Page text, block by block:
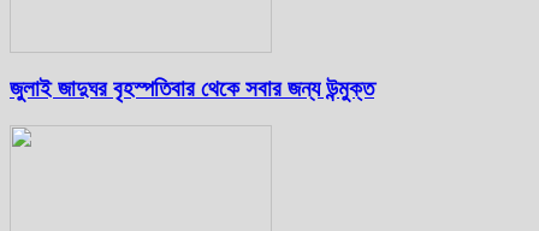
জুলাই জাদুঘর বৃহস্পতিবার থেকে সবার জন্য উন্মুক্ত